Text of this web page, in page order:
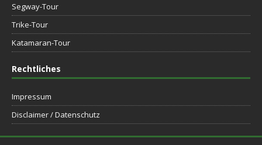
Segway-Tour
Trike-Tour
Katamaran-Tour
Rechtliches
Impressum
Disclaimer / Datenschutz